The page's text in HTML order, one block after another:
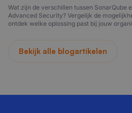
Wat zijn de verschillen tussen SonarQube
Advanced Security? Vergelijk de
ontdek welke oplossing past bij jouw
Bekijk alle blogartikelen